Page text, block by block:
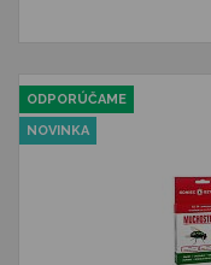
ODPORÚČAME
NOVINKA